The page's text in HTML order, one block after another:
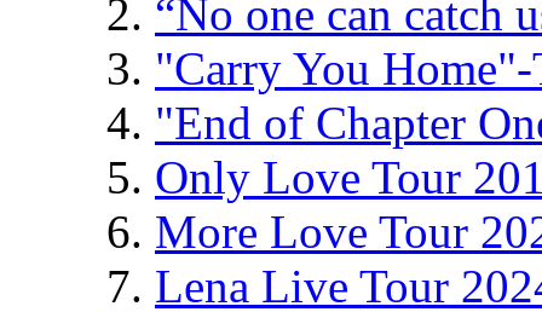
“No one can catch
"Carry You
"End of Chapter
Only Love Tour
More Love Tour
Lena Live Tour